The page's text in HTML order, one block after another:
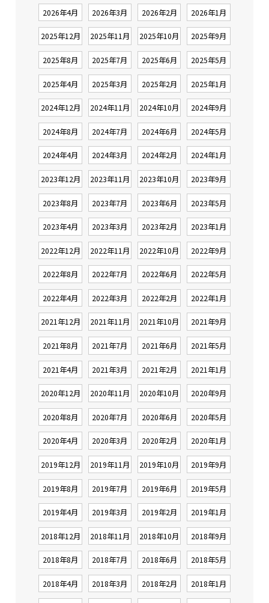
2026年4月 2026年3月 2026年2月 2026年1月
2025年12月 2025年11月 2025年10月 2025年9月
2025年8月 2025年7月 2025年6月 2025年5月
2025年4月 2025年3月 2025年2月 2025年1月
2024年12月 2024年11月 2024年10月 2024年9月
2024年8月 2024年7月 2024年6月 2024年5月
2024年4月 2024年3月 2024年2月 2024年1月
2023年12月 2023年11月 2023年10月 2023年9月
2023年8月 2023年7月 2023年6月 2023年5月
2023年4月 2023年3月 2023年2月 2023年1月
2022年12月 2022年11月 2022年10月 2022年9月
2022年8月 2022年7月 2022年6月 2022年5月
2022年4月 2022年3月 2022年2月 2022年1月
2021年12月 2021年11月 2021年10月 2021年9月
2021年8月 2021年7月 2021年6月 2021年5月
2021年4月 2021年3月 2021年2月 2021年1月
2020年12月 2020年11月 2020年10月 2020年9月
2020年8月 2020年7月 2020年6月 2020年5月
2020年4月 2020年3月 2020年2月 2020年1月
2019年12月 2019年11月 2019年10月 2019年9月
2019年8月 2019年7月 2019年6月 2019年5月
2019年4月 2019年3月 2019年2月 2019年1月
2018年12月 2018年11月 2018年10月 2018年9月
2018年8月 2018年7月 2018年6月 2018年5月
2018年4月 2018年3月 2018年2月 2018年1月